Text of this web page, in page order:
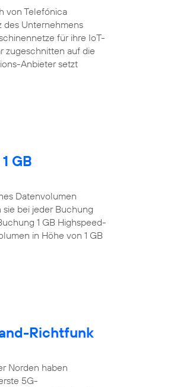
von Telefónica
des Unternehmens
für ihre IoT-
zugeschnitten auf die
Anbieter setzt
GB
Datenvolumen
sie bei jeder Buchung
1 GB Highspeed-
in Höhe von 1 GB
Richtfunk
Norden haben
5G-